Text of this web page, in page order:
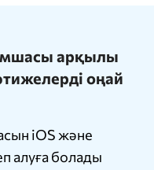
арқылы
оңай
iOS және
алуға болады